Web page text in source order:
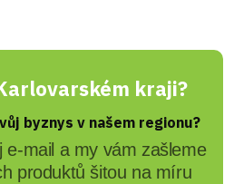
kraji?
byznys v našem regionu?
e-mail a my vám zašleme
produktů šitou na míru